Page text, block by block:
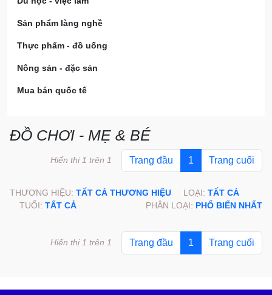
Sản phẩm làng nghề
Thực phẩm - đồ uống
Nông sản - đặc sản
Mua bán quốc tế
ĐỒ CHƠI - MẸ & BÉ
Trang đầu 1 Trang cuối
Hiển thị 1 trên 1
THƯƠNG HIỆU: TẤT CẢ THƯƠNG HIỆU LOẠI: TẤT CẢ
TUỔI: TẤT CẢ PHÂN LOẠI: PHỔ BIẾN NHẤT
Trang đầu 1 Trang cuối
Hiển thị 1 trên 1